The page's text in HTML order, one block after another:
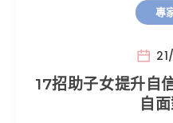
專
17招助子女提升自
自